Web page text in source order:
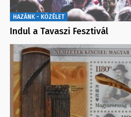
HAZÁNK - KÖZÉLET
Indul a Tavaszi Fesztivál